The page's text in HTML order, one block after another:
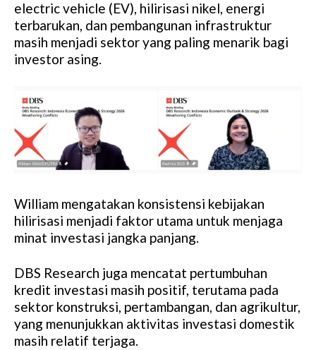
electric vehicle (EV), hilirisasi nikel, energi
terbarukan, dan pembangunan infrastruktur
masih menjadi sektor yang paling menarik bagi
investor asing.
William mengatakan konsistensi kebijakan
hilirisasi menjadi faktor utama untuk menjaga
minat investasi jangka panjang.
DBS Research juga mencatat pertumbuhan
kredit investasi masih positif, terutama pada
sektor konstruksi, pertambangan, dan agrikultur,
yang menunjukkan aktivitas investasi domestik
masih relatif terjaga.